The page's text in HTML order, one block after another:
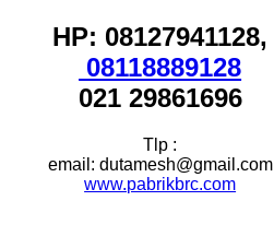
HP: 08127941128,
08118889128
021 29861696
Tlp :
email: dutamesh@gmail.com
www.pabrikbrc.com